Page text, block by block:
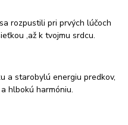
rozpustili pri prvých lúčoch
,až k tvojmu srdcu.
a starobylú energiu predkov,
hlbokú harmóniu.